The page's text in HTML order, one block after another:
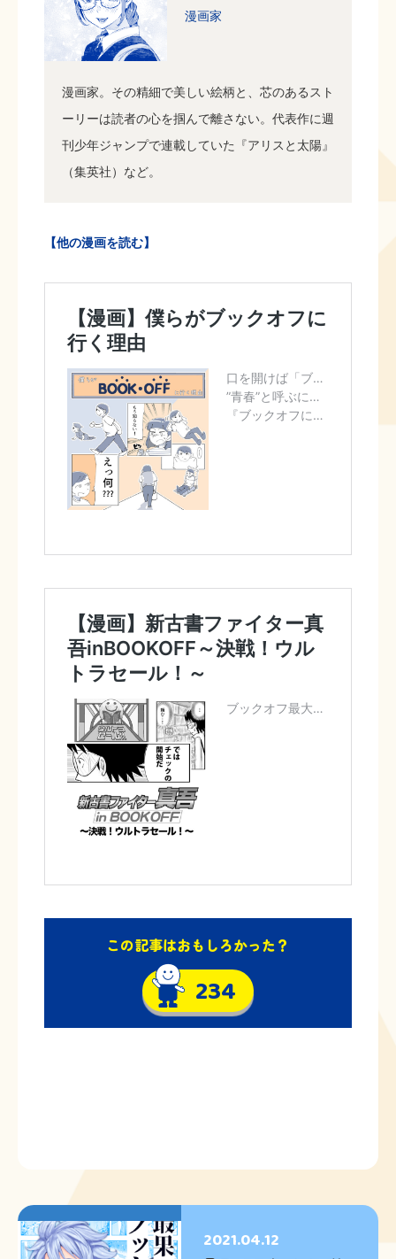
漫画家
漫画家。その精細で美しい絵柄と、芯のあるスト
ーリーは読者の心を掴んで離さない。代表作に週
刊少年ジャンプで連載していた『アリスと太陽』
（集英社）など。
【他の漫画を読む】
この記事はおもしろかった？
234
2021.04.12